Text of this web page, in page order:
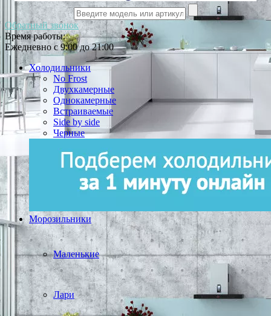
Обратный звонок
Время работы:
Ежедневно с 9:00 до 21:00
Холодильники
No Frost
Двухкамерные
Однокамерные
Встраиваемые
Side by side
Черные
Морозильники
Маленькие
Лари